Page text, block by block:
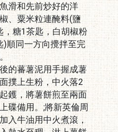
滑和先前炒好的洋
、粟米粒連醃料(鹽
，糖1茶匙，白胡椒粉
)順同一方向攪拌至完
的蕃薯泥用手握成薯
撲上生粉，中火落2
鑊，將薯餅煎至兩面
碟備用。;將新英倫周
入牛油用中火煮滾，